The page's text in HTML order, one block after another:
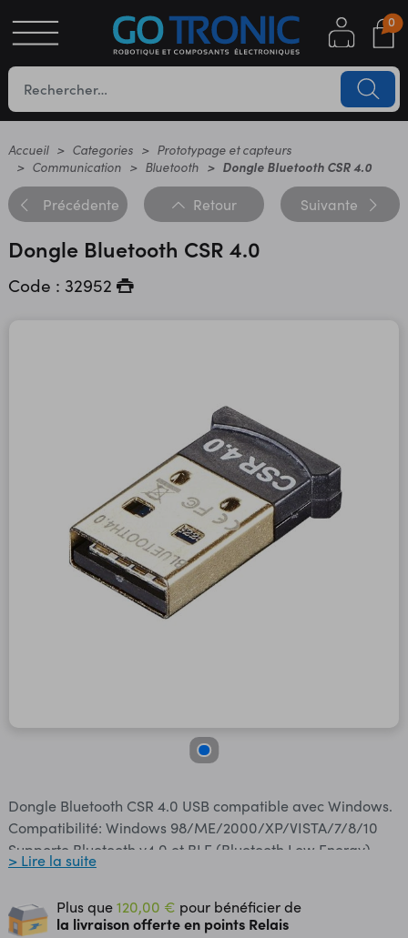
0
Accueil Categories
Prototypage et capteurs
Communication
Bluetooth Dongle Bluetooth CSR 4.0
Précédente Retour Suivante
Dongle Bluetooth CSR 4.0
Code : 32952
Dongle Bluetooth CSR 4.0 USB compatible avec Windows.
Compatibilité: Windows 98/ME/2000/XP/VISTA/7/8/10
Supporte Bluetooth v4.0 et BLE (Bluetooth Low Energy)
Drivers: inclus dans Windows Basé sur un CSR8510 A10
> Lire la suite
Plus que120,00 € pour bénéficier de
la livraison offerte en points Relais